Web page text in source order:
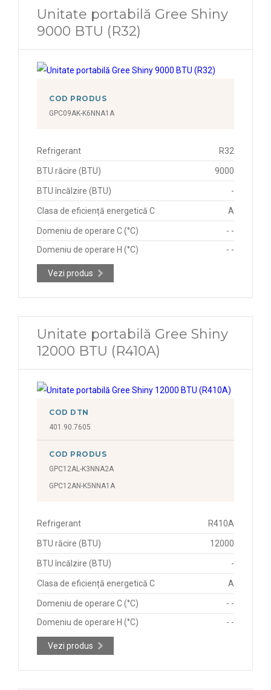
Unitate portabilă Gree Shiny
9000 BTU (R32)
COD PRODUS
GPC09AK-K6NNA1A
Refrigerant R32
BTU răcire (BTU) 9000
BTU încălzire (BTU) -
Clasa de eficiență energetică C A
Domeniu de operare C (°C)
- -
Domeniu de operare H (°C)
- -
Vezi produs
Unitate portabilă Gree Shiny
12000 BTU (R410A)
COD DTN
401.90.7605
COD PRODUS
GPC12AL-K3NNA2A
GPC12AN-K5NNA1A
Refrigerant R410A
BTU răcire (BTU) 12000
BTU încălzire (BTU) -
Clasa de eficiență energetică C A
Domeniu de operare C (°C)
- -
Domeniu de operare H (°C)
- -
Vezi produs